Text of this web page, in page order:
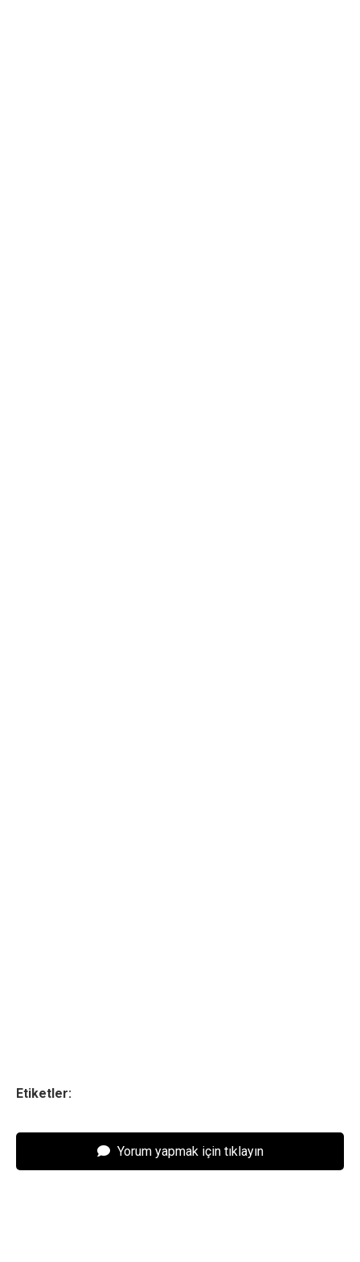
Etiketler:
Yorum yapmak için tıklayın